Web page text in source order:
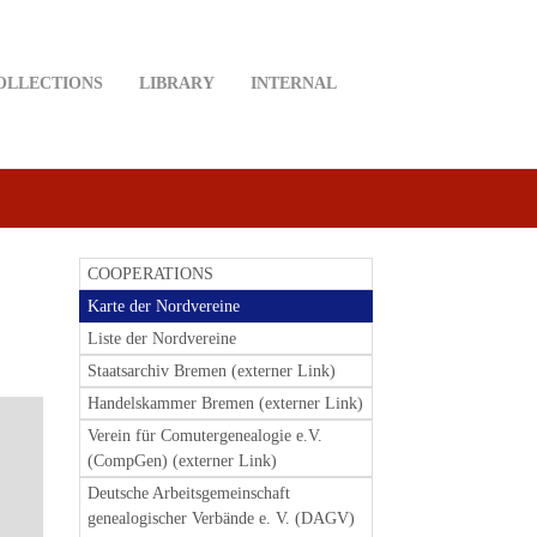
LIBRARY INTERNAL
COOPERATIONS
Karte der Nordvereine
Liste der Nordvereine
Staatsarchiv Bremen (externer Link)
Handelskammer Bremen (externer Link)
Verein für Comutergenealogie e.V.
(CompGen) (externer Link)
Deutsche Arbeitsgemeinschaft
genealogischer Verbände e. V. (DAGV)